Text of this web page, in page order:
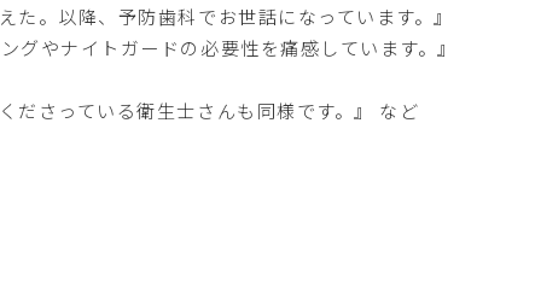
。以降、予防歯科でお世話になっています。』
グやナイトガードの必要性を痛感しています。』
ださっている衛生士さんも同様です。』 など